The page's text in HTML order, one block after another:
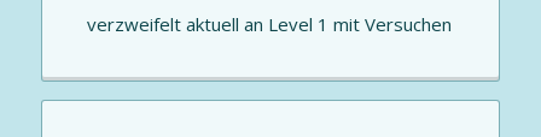
verzweifelt aktuell an Level 1 mitVersuchen